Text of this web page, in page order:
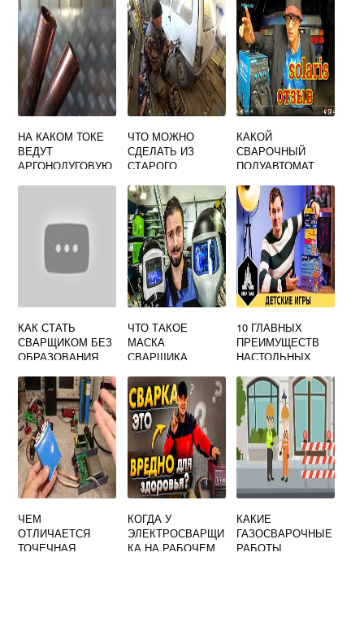
НА КАКОМ ТОКЕ
ВЕДУТ
АРГОНОДУГОВУЮ
МЕДИ И ЕЕ
СПЛАВОВ
ЧТО МОЖНО
СДЕЛАТЬ ИЗ
СТАРОГО
АППАРАТА
ТРАНСФОРМАТОР
НОГО ТИПА
КАКОЙ
СВАРОЧНЫЙ
ПОЛУАВТОМАТ
ИЛИ АВРОРА
КАК СТАТЬ
СВАРЩИКОМ БЕЗ
ОБРАЗОВАНИЯ
ЧТО ТАКОЕ
МАСКА
СВАРЩИКА
10 ГЛАВНЫХ
ПРЕИМУЩЕСТВ
НАСТОЛЬНЫХ
ЗДОРОВЬЯ
ЧЕМ
ОТЛИЧАЕТСЯ
ТОЧЕЧНАЯ
КОГДА У
ЭЛЕКТРОСВАРЩИ
КА НА РАБОЧЕМ
КАКИЕ
ГАЗОСВАРОЧНЫЕ
РАБОТЫ